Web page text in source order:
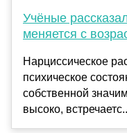
Учёные
меняется с
Нарциссическое
психическое
собственной
высоко,